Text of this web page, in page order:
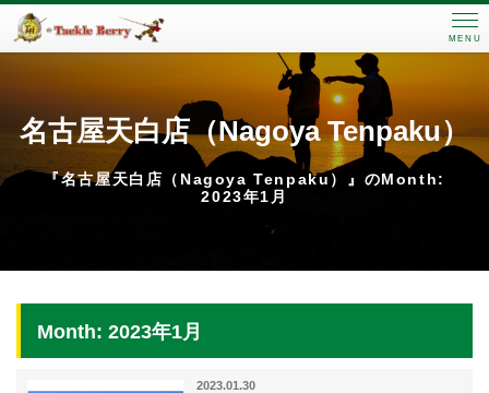
MENU
名古屋天白店（Nagoya Tenpaku）
『名古屋天白店（Nagoya Tenpaku）』のMonth:
2023年1月
Month: 2023年1月
2023.01.30